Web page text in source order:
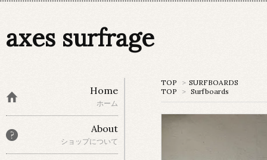
axes surfrage
TOP > SURFBOARDS
TOP
> Surfboards
Home
ホーム
About
ショップについて